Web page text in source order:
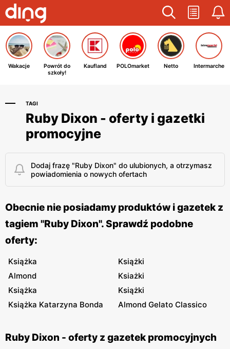
Wakacje
Powrót do
szkoły!
Kaufland POLOmarket Netto Intermarche
TAGI
Ruby Dixon - oferty i gazetki
promocyjne
Dodaj frazę "Ruby Dixon" do ulubionych, a otrzymasz
powiadomienia o nowych ofertach
Obecnie nie posiadamy produktów i gazetek z
tagiem "Ruby Dixon". Sprawdź podobne
oferty:
Książka
Książki
Almond
Ksiażki
Książka
Książki
Książka Katarzyna Bonda
Almond Gelato Classico
Ruby Dixon - oferty z gazetek promocyjnych